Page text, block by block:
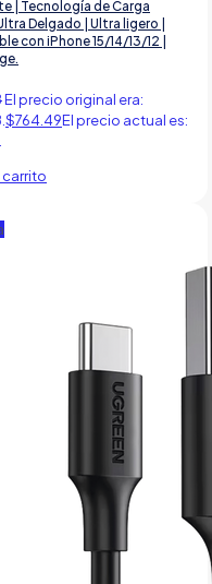
| Tecnología de Carga
Delgado | Ultra ligero |
con iPhone 15/14/13/12 |
El precio original era:
$764.49El precio actual es:
carrito